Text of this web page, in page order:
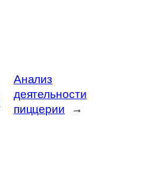
Анализ
деятельности
пиццерии
→